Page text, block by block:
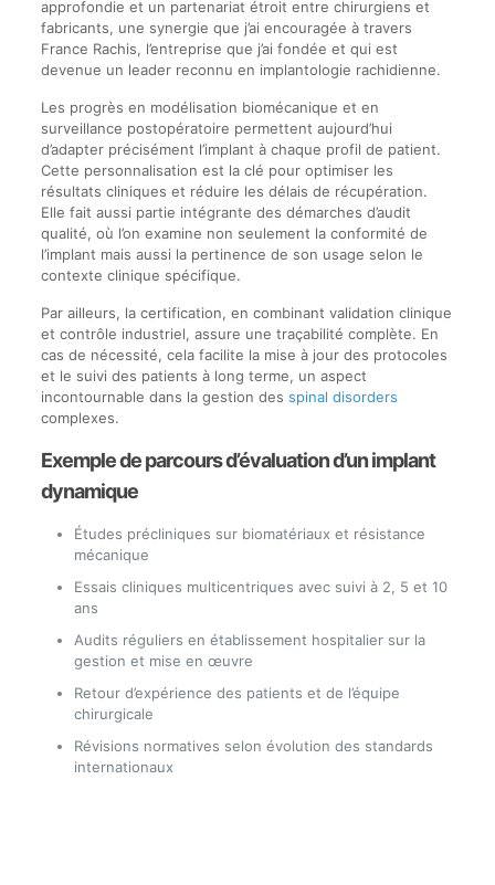
approfondie et un partenariat étroit entre chirurgiens et
fabricants, une synergie que j’ai encouragée à travers
France Rachis, l’entreprise que j’ai fondée et qui est
devenue un leader reconnu en implantologie rachidienne.
Les progrès en modélisation biomécanique et en
surveillance postopératoire permettent aujourd’hui
d’adapter précisément l’implant à chaque profil de patient.
Cette personnalisation est la clé pour optimiser les
résultats cliniques et réduire les délais de récupération.
Elle fait aussi partie intégrante des démarches d’audit
qualité, où l’on examine non seulement la conformité de
l’implant mais aussi la pertinence de son usage selon le
contexte clinique spécifique.
Par ailleurs, la certification, en combinant validation clinique
et contrôle industriel, assure une traçabilité complète. En
cas de nécessité, cela facilite la mise à jour des protocoles
et le suivi des patients à long terme, un aspect
incontournable dans la gestion des spinal disorders
complexes.
Exemple de parcours d’évaluation d’un implant
dynamique
Études précliniques sur biomatériaux et résistance
mécanique
Essais cliniques multicentriques avec suivi à 2, 5 et 10
ans
Audits réguliers en établissement hospitalier sur la
gestion et mise en œuvre
Retour d’expérience des patients et de l’équipe
chirurgicale
Révisions normatives selon évolution des standards
internationaux